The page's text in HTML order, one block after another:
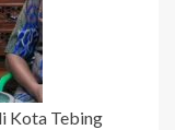
Kota Tebing